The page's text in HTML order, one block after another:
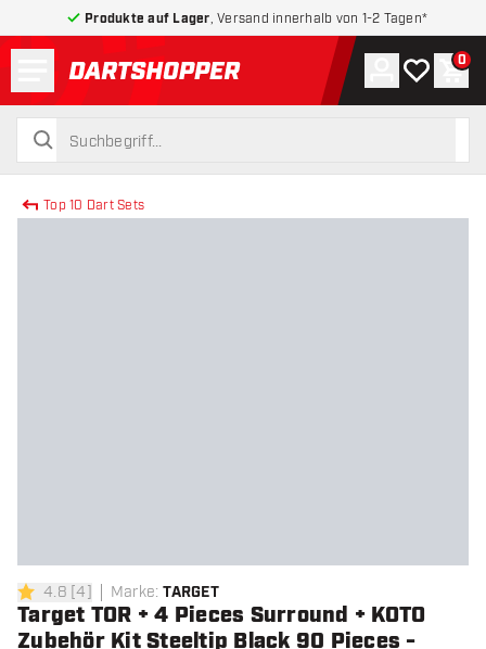
Produkte auf Lager , Versand innerhalb von 1-2 Tagen*
zurück zur Startseite
suchen
suchen
Konto
Meine 0
Top 10 Dart Sets
4.8 Bewertungssterne
4.8 [4] Marke: TARGET
Target TOR + 4 Pieces Surround + KOTO
Zubehör Kit Steeltip Black 90 Pieces -